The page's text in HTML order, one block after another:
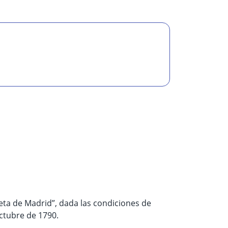
de Madrid”, dada las condiciones de
de 1790.